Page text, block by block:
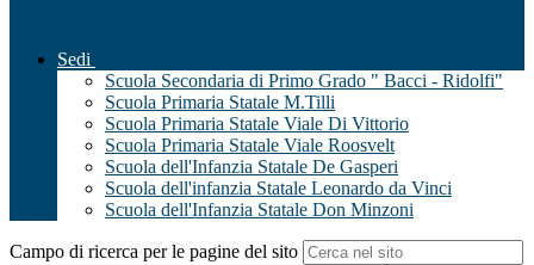
Sedi
Scuola Secondaria di Primo Grado " Bacci - Ridolfi"
Scuola Primaria Statale M.Tilli
Scuola Primaria Statale Viale Di Vittorio
Scuola Primaria Statale Viale Roosvelt
Scuola dell'Infanzia Statale De Gasperi
Scuola dell'infanzia Statale Leonardo da Vinci
Scuola dell'Infanzia Statale Don Minzoni
Campo di ricerca per le pagine del sito